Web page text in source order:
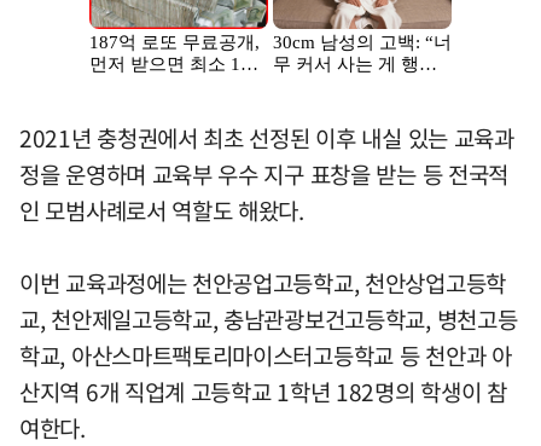
2021년 충청권에서 최초 선정된 이후 내실 있는 교육과
정을 운영하며 교육부 우수 지구 표창을 받는 등 전국적
인 모범사례로서 역할도 해왔다.
이번 교육과정에는 천안공업고등학교, 천안상업고등학
교, 천안제일고등학교, 충남관광보건고등학교, 병천고등
학교, 아산스마트팩토리마이스터고등학교 등 천안과 아
산지역 6개 직업계 고등학교 1학년 182명의 학생이 참
여한다.